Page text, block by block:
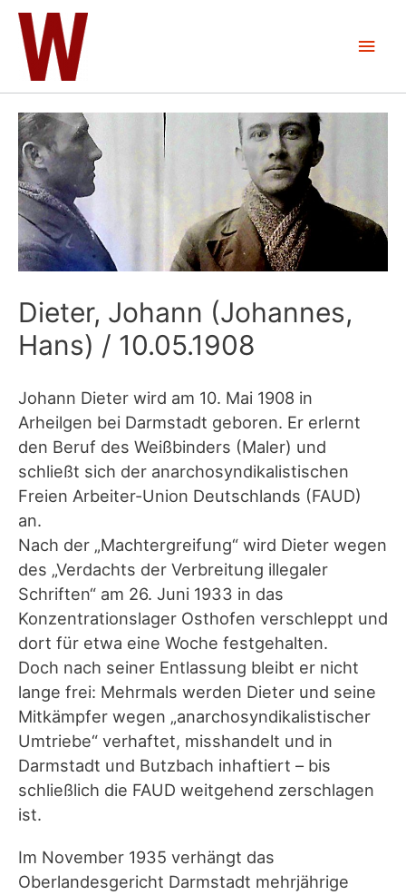
Zum
Inhalt
springen
Dieter, Johann (Johannes,
Hans) / 10.05.1908
Johann Dieter wird am 10. Mai 1908 in
Arheilgen bei Darmstadt geboren. Er erlernt
den Beruf des Weißbinders (Maler) und
schließt sich der anarchosyndikalistischen
Freien Arbeiter-Union Deutschlands (FAUD)
an.
Nach der „Machtergreifung“ wird Dieter wegen
des „Verdachts der Verbreitung illegaler
Schriften“ am 26. Juni 1933 in das
Konzentrationslager Osthofen verschleppt und
dort für etwa eine Woche festgehalten.
Doch nach seiner Entlassung bleibt er nicht
lange frei: Mehrmals werden Dieter und seine
Mitkämpfer wegen „anarchosyndikalistischer
Umtriebe“ verhaftet, misshandelt und in
Darmstadt und Butzbach inhaftiert – bis
schließlich die FAUD weitgehend zerschlagen
ist.
Im November 1935 verhängt das
Oberlandesgericht Darmstadt mehrjährige